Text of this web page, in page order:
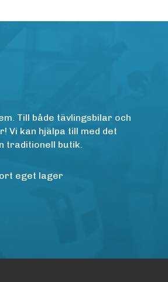
Till både tävlingsbilar och
Vi kan hjälpa till med det
traditionell butik.
eget lager